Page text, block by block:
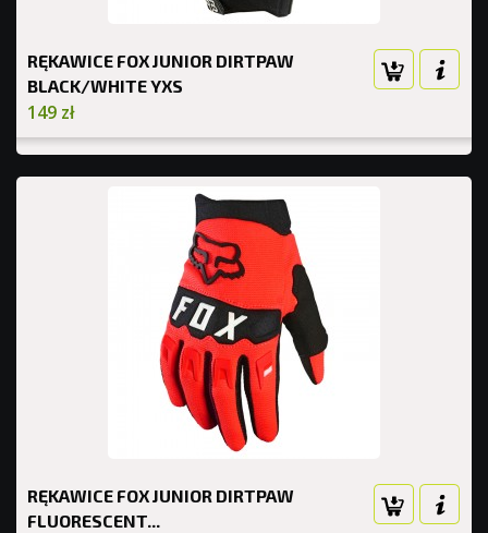
RĘKAWICE FOX JUNIOR DIRTPAW
BLACK/WHITE YXS
149 zł
RĘKAWICE FOX JUNIOR DIRTPAW
FLUORESCENT...